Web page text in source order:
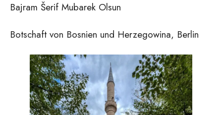
Bajram Šerif Mubarek Olsun
Botschaft von Bosnien und Herzegowina, Berlin